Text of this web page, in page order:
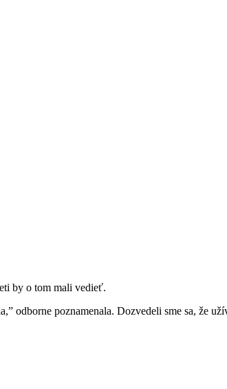
by o tom mali vedieť.
odborne poznamenala. Dozvedeli sme sa, že